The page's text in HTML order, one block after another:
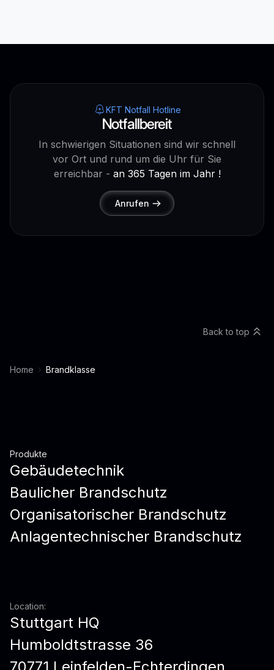
KFT Notfall Hotline
Notfallbereit
In schwierigen Situationen sind wir schnell
vor Ort und rund um die Uhr für Sie
erreichbar - an 365 Tagen im Jahr !
Anrufen
Home Brandklasse
Back to top
Produkte
Gebäudetechnik
Baulicher Brandschutz
Organisatorischer Brandschutz
Anlagentechnischer Brandschutz
Location:
Stuttgart HQ
Humboldtstrasse 36